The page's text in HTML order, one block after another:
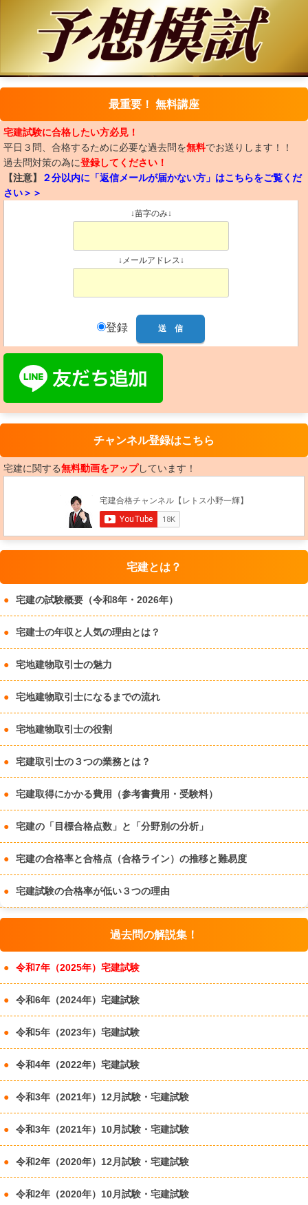
最重要！ 無料講座
宅建試験に合格したい方必見！
平日３問、合格するために必要な過去問を無料でお送りします！！
過去問対策の為に登録してください！
【注意】
２分以内に「返信メールが届かない方」はこちらをご覧くだ
さい＞＞
↓苗字のみ↓
↓メールアドレス↓
登録
チャンネル登録はこちら
宅建に関する無料動画をアップしています！
宅建とは？
宅建の試験概要（令和8年・2026年）
宅建士の年収と人気の理由とは？
宅地建物取引士の魅力
宅地建物取引士になるまでの流れ
宅地建物取引士の役割
宅建取引士の３つの業務とは？
宅建取得にかかる費用（参考書費用・受験料）
宅建の「目標合格点数」と「分野別の分析」
宅建の合格率と合格点（合格ライン）の推移と難易度
宅建試験の合格率が低い３つの理由
過去問の解説集！
令和7年（2025年）宅建試験
令和6年（2024年）宅建試験
令和5年（2023年）宅建試験
令和4年（2022年）宅建試験
令和3年（2021年）12月試験・宅建試験
令和3年（2021年）10月試験・宅建試験
令和2年（2020年）12月試験・宅建試験
令和2年（2020年）10月試験・宅建試験